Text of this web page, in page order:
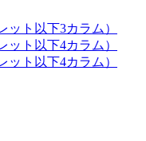
ット以下3カラム）
ット以下4カラム）
ット以下4カラム）